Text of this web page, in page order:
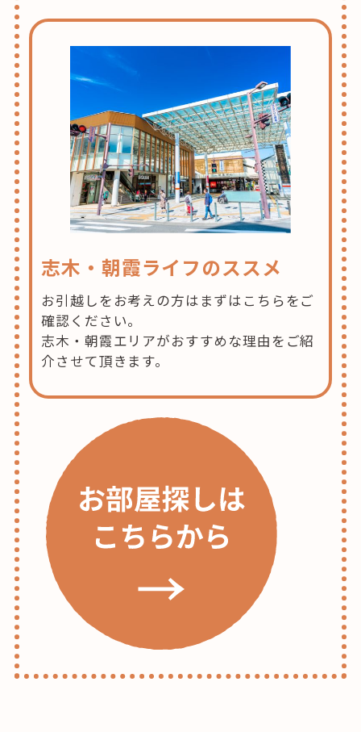
志木・朝霞ライフのススメ
お引越しをお考えの方はまずはこちらをご
確認ください。
志木・朝霞エリアがおすすめな理由をご紹
介させて頂きます。